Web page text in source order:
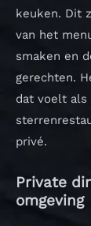
keuken. Dit
van het
smaken en
gerechten.
dat voelt als
privé.
Private
omgeving